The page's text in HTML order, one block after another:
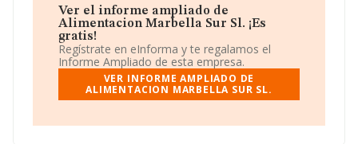
de negocios de bares, restaurantes,. La empresa es una
Sociedad Limitada. Clasifica su actividad CNAE como
'Elaboración de otros productos alimenticios n.c.o.p.',
código 1089. La sociedad no tiene actividad en
mercados exteriores.
La compañíaAlimentacion Marbella Sur S.L
B93296622, está situada en Avenida Ricardo Soriano
Málaga, Andalucía.
Ver el informe ampliado de
Alimentacion Marbella Sur Sl. ¡Es
gratis!
Regístrate en eInforma y te regalamos el
Informe Ampliado de esta empresa.
VER INFORME AMPLIADO DE
ALIMENTACION MARBELLA SUR SL.